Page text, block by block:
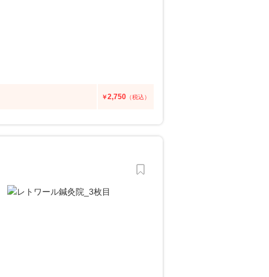
￥2,750 （税込）